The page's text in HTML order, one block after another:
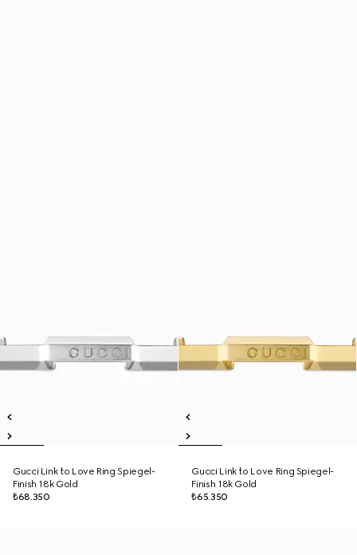
Gucci Link to Love Ring Spiegel-
Finish 18k Gold
₺68.350
Gucci Link to Love Ring Spiegel-
Finish 18k Gold
₺65.350